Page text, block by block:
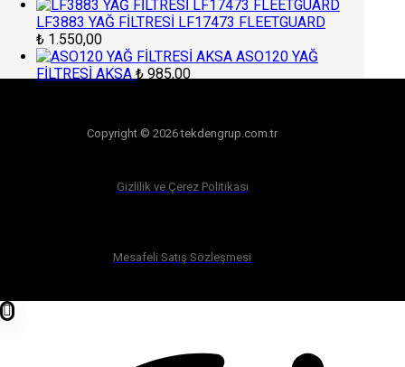
LF3883 YAĞ FİLTRESİ LF17473 FLEETGUARD
₺ 1.550,00
ASO120 YAĞ
FİLTRESİ AKSA ₺ 985,00
Copyright © 2026 tekdengrup.com.tr
Gizlilik ve Çerez Politikası
Mesafeli Satış Sözleşmesi